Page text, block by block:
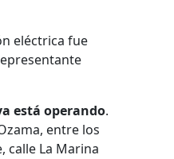
eléctrica fue
está operando.
entre los
calle La Marina